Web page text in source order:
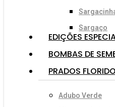
Sargaço
EDIÇÕES
BOMBAS DE
PRADOS
Adubo Verde